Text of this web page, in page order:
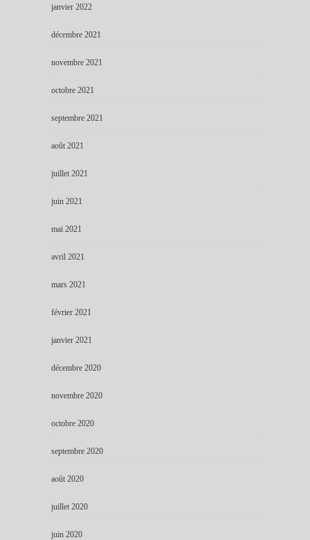
janvier 2022
décembre 2021
novembre 2021
octobre 2021
septembre 2021
août 2021
juillet 2021
juin 2021
mai 2021
avril 2021
mars 2021
février 2021
janvier 2021
décembre 2020
novembre 2020
octobre 2020
septembre 2020
août 2020
juillet 2020
juin 2020